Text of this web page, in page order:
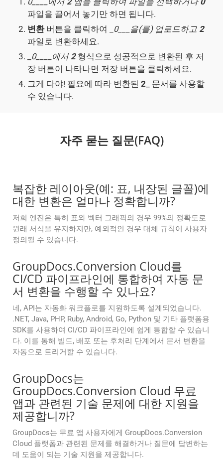
파일을 끌어서 놓기만 하면 됩니다.
변환버튼을 클릭하여 _ 0___을(를) 업로드하고 2
파일로 변환하세요.
0____에서 2형식으로 성공적으로 변환된 후 저
장 버튼이 나타나면 저장 버튼을 클릭하세요.
그게 다야! 필요에 따라 변환된 2 _ 문서를 사용할
수 있습니다.
자주 묻는 질문(FAQ)
복잡한 레이아웃(예: 표, 내장된 글꼴)에
대한 변환은 얼마나 정확합니까?
저희 엔진은 특히 표와 벡터 그래픽의 경우 99%의 정확도로
원래 서식을 유지하지만, 예외적인 경우 대체 규칙이 사용자
정의될 수 있습니다.
GroupDocs.Conversion Cloud를
CI/CD 파이프라인에 통합하여 자동 문
서 변환을 수행할 수 있나요?
네, API는 자동화 워크플로를 지원하도록 설계되었습니다.
.NET, Java, PHP, Ruby, Android, Go, Python 및 기타 플랫폼용
SDK를 사용하여 CI/CD 파이프라인에 쉽게 통합할 수 있습니
다. 이를 통해 빌드, 배포 또는 후처리 단계에서 문서 변환을
자동으로 트리거할 수 있습니다.
GroupDocs는
GroupDocs.Conversion Cloud 무료
앱과 관련된 기술 문제에 대한 지원을
제공합니까?
GroupDocs는 무료 앱 사용자에게 GroupDocs.Conversion
Cloud 플랫폼과 관련된 문제를 해결하거나 질문에 답변하는
데 도움이 되는 기술 지원을 제공합니다.